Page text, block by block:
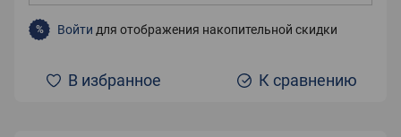
% Войти для отображения накопительной скидки
В избранное К сравнению